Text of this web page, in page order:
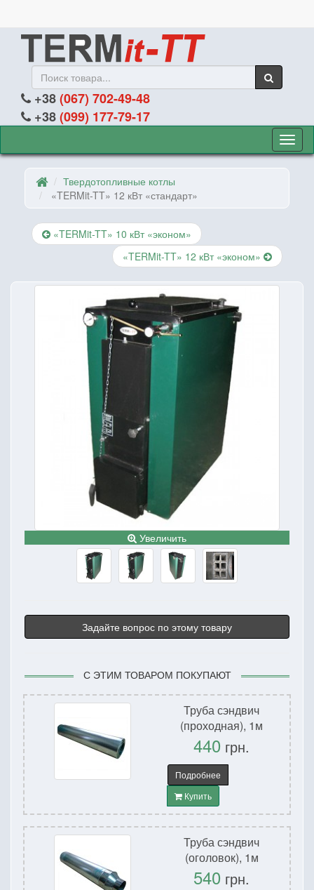
+38(067) 702-49-48
+38(099) 177-79-17
для
Твердотопливные котлы
«TERMit-TT» 12 кВт «стандарт»
«TERMit-TT» 10 кВт «эконом»
«TERMit-TT» 12 кВт «эконом»
Увеличить
Задайте вопрос по этому товару
С ЭТИМ ТОВАРОМ ПОКУПАЮТ
Труба сэндвич
(проходная), 1м
440 грн.
Подробнее
Купить
Труба сэндвич
(оголовок), 1м
540 грн.